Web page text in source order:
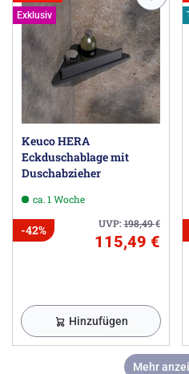
Exklusiv
Keuco HERA
Eckduschablage mit
Duschabzieher
ca. 1 Woche
UVP:198,49€
-42%
115,49 €
Hinzufügen
Mehr